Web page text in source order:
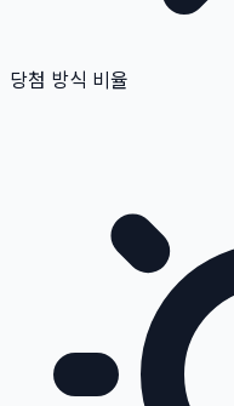
당첨 방식 비율